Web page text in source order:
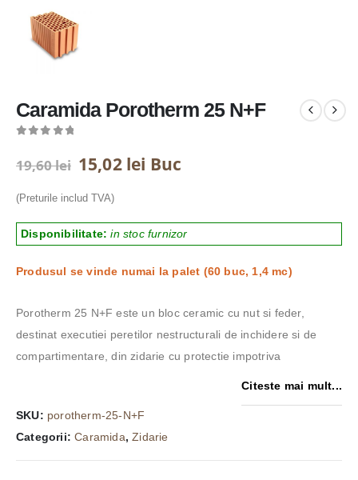
Caramida Porotherm 25 N+F
19,60lei Prețul
inițial
a
19,60 lei.
15,02 lei Prețul
Buc
(Preturile includ TVA)
Disponibilitate:in stoc furnizor
Produsul se vinde numai la palet (60 buc, 1,4 mc)
Porotherm 25 N+F este un bloc ceramic cu nut si feder,
destinat executiei peretilor nestructurali de inchidere si de
compartimentare, din zidarie cu protectie impotriva
Citeste mai mult...
SKU: porotherm-25-N+F
Categorii:Caramida,Zidarie